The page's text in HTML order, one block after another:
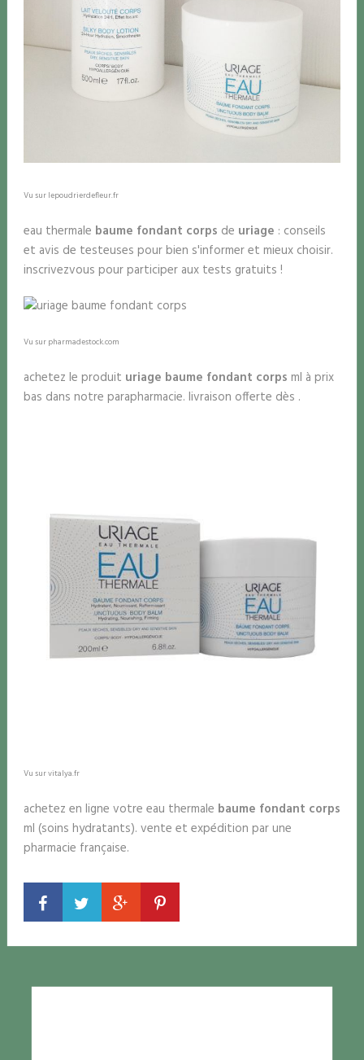
Vu sur lepoudrierdefleur.fr
eau thermale baume fondant corps de uriage : conseils
et avis de testeuses pour bien s'informer et mieux choisir.
inscrivezvous pour participer aux tests gratuits !
Vu sur pharmadestock.com
achetez le produit uriage baume fondant corps ml à prix
bas dans notre parapharmacie. livraison offerte dès .
Vu sur vitalya.fr
achetez en ligne votre eau thermale baume fondant corps
ml (soins hydratants). vente et expédition par une
pharmacie française.